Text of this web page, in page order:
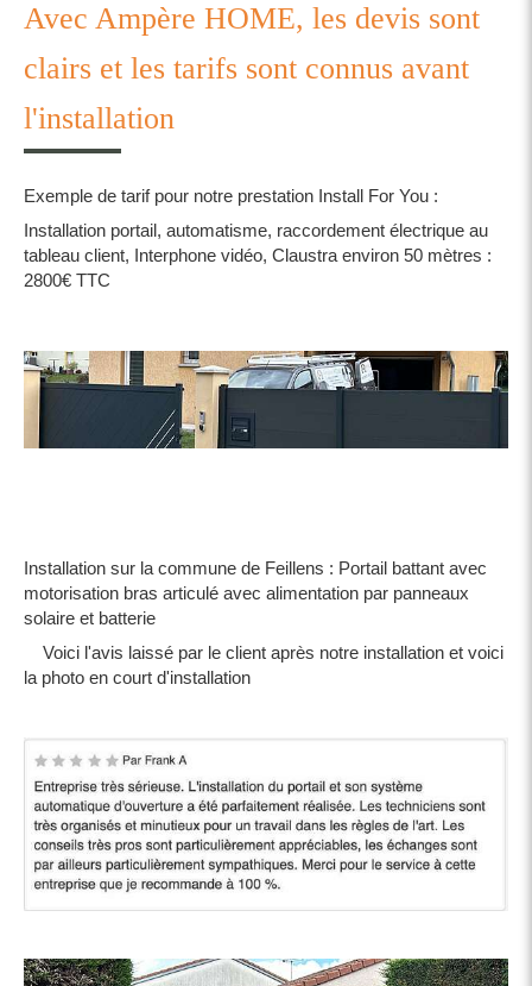
Avec Ampère HOME, les devis sont
clairs et les tarifs sont connus avant
l'installation
Exemple de tarif pour notre prestation Install For You :
Installation portail, automatisme, raccordement électrique au
tableau client, Interphone vidéo, Claustra environ 50 mètres :
2800€ TTC
Installation sur la commune de Feillens : Portail battant avec
motorisation bras articulé avec alimentation par panneaux
solaire et batterie
Voici l'avis laissé par le client après notre installation et voici
la photo en court d'installation